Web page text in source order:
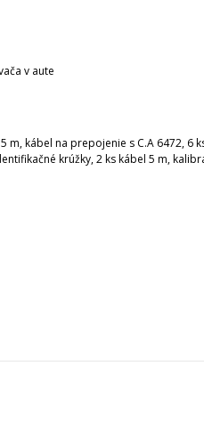
v aute
m, kábel na prepojenie s C.A 6472, 6
krúžky, 2 ks kábel 5 m,